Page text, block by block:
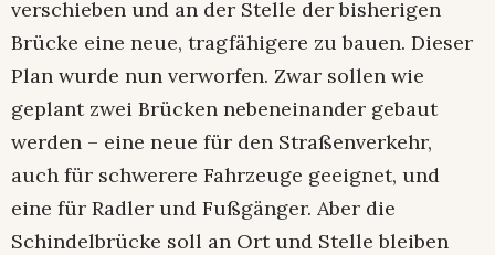
verschieben und an der Stelle der bisherigen
Brücke eine neue, tragfähigere zu bauen. Dieser
Plan wurde nun verworfen. Zwar sollen wie
geplant zwei Brücken nebeneinander gebaut
werden – eine neue für den Straßenverkehr,
auch für schwerere Fahrzeuge geeignet, und
eine für Radler und Fußgänger. Aber die
Schindelbrücke soll an Ort und Stelle bleiben